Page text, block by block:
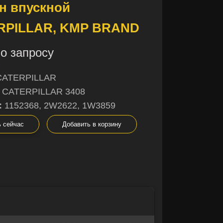
впускной
KMP BRAND
запросу
CATERPILLAR 3408
1152368, 2W2622, 1W3859
сейчас Добавить в корзину